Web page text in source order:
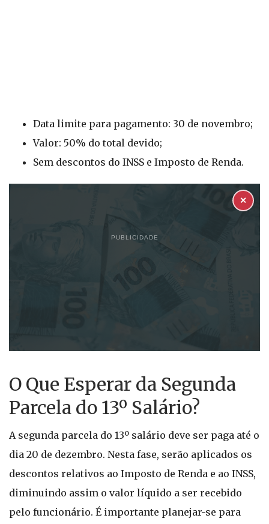
Data limite para pagamento: 30 de novembro;
Valor: 50% do total devido;
Sem descontos do INSS e Imposto de Renda.
PUBLICIDADE
✕
O Que Esperar da Segunda
Parcela do 13º Salário?
A segunda parcela do 13º salário deve ser paga até o
dia 20 de dezembro. Nesta fase, serão aplicados os
descontos relativos ao Imposto de Renda e ao INSS,
diminuindo assim o valor líquido a ser recebido
pelo funcionário. É importante planejar-se para